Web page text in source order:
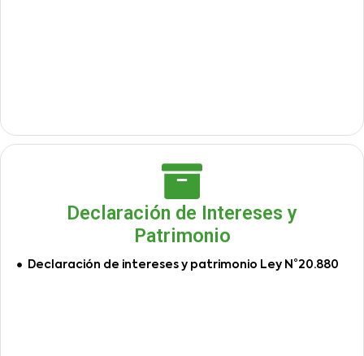
Declaración de Intereses y
Patrimonio
Declaración de intereses y patrimonio Ley N°20.880